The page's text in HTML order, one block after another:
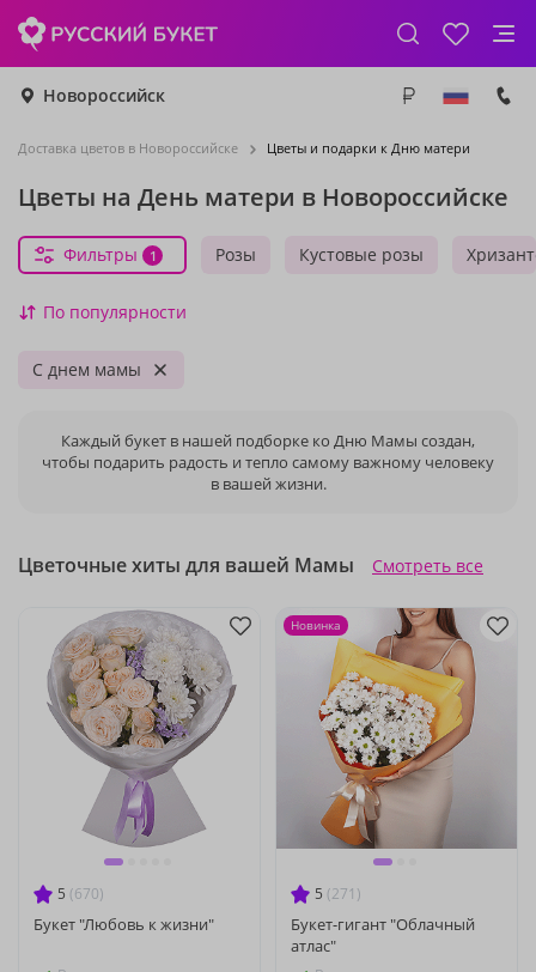
Новороссийск
Доставка цветов в Новороссийске Цветы и подарки к Дню матери
Цветы на День матери в Новороссийске
Розы Кустовые розы
Фильтры 1
По популярности
С днем мамы
Каждый букет в нашей подборке ко Дню Мамы создан,
чтобы подарить радость и тепло самому важному человеку
в вашей жизни.
Цветочные хиты для вашей Мамы Смотреть все
5 (670)
Букет "Любовь к жизни"
5 (271)
Букет-гигант "Облачный
атлас"
Новинка